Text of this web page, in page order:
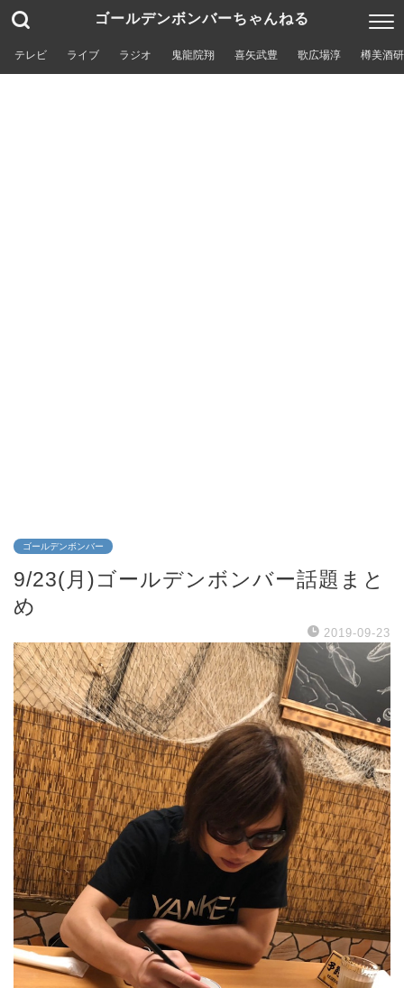
ゴールデンボンバーちゃんねる
テレビ ライブ ラジオ 鬼龍院翔 喜矢武豊 歌広場淳 樽美酒
ゴールデンボンバー
9/23(月)ゴールデンボンバー話題まと
め
2019-09-23